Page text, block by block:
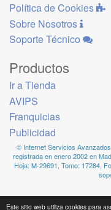
Este sitio web utiliza cookies para
Política de Cookies
Sobre Nosotros
Soporte Técnico
Productos
Ir a Tienda
AVIPS
Franquicias
Publicidad
© Internet Servicios
registrada en enero 2002 en
Hoja: M-29691, Tomo: 17284,